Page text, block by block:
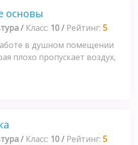
основы
/ Класс: 10/ Рейтинг: 5
в душном помещении
плохо пропускает воздух,
/ Класс: 10/ Рейтинг: 5